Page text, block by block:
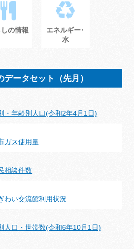
しの情報
エネルギー･
水
データセット（先月）
・年齢別人口(令和2年4月1日)
ガス使用量
相談件数
わい交流館利用状況
人口・世帯数(令和6年10月1日)